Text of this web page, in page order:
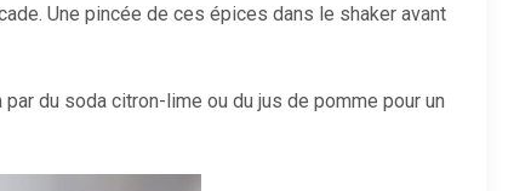
Une pincée de ces épices dans le shaker avant
du soda citron-lime ou du jus de pomme pour un